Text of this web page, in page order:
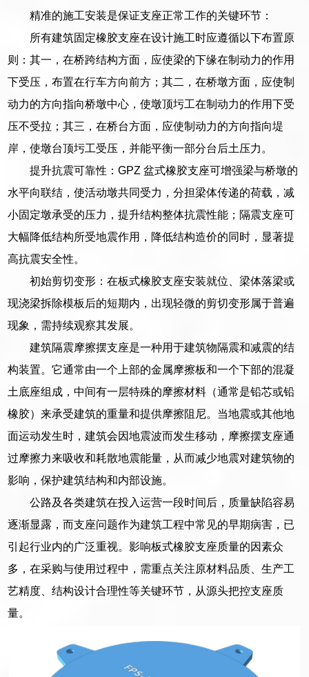
精准的施工安装是保证支座正常工作的关键环节：
所有建筑固定橡胶支座在设计施工时应遵循以下布置原
则：其一，在桥跨结构方面，应使梁的下缘在制动力的作用
下受压，布置在行车方向前方；其二，在桥墩方面，应使制
动力的方向指向桥墩中心，使墩顶圬工在制动力的作用下受
压不受拉；其三，在桥台方面，应使制动力的方向指向堤
岸，使墩台顶圬工受压，并能平衡一部分台后土压力。
提升抗震可靠性：GPZ 盆式橡胶支座可增强梁与桥墩的
水平向联结，使活动墩共同受力，分担梁体传递的荷载，减
小固定墩承受的压力，提升结构整体抗震性能；隔震支座可
大幅降低结构所受地震作用，降低结构造价的同时，显著提
高抗震安全性。
初始剪切变形：在板式橡胶支座安装就位、梁体落梁或
现浇梁拆除模板后的短期内，出现轻微的剪切变形属于普遍
现象，需持续观察其发展。
建筑隔震摩擦摆支座是一种用于建筑物隔震和减震的结
构装置。它通常由一个上部的金属摩擦板和一个下部的混凝
土底座组成，中间有一层特殊的摩擦材料（通常是铅芯或铅
橡胶）来承受建筑的重量和提供摩擦阻尼。当地震或其他地
面运动发生时，建筑会因地震波而发生移动，摩擦摆支座通
过摩擦力来吸收和耗散地震能量，从而减少地震对建筑物的
影响，保护建筑结构和内部设施。
公路及各类建筑在投入运营一段时间后，质量缺陷容易
逐渐显露，而支座问题作为建筑工程中常见的早期病害，已
引起行业内的广泛重视。影响板式橡胶支座质量的因素众
多，在采购与使用过程中，需重点关注原材料品质、生产工
艺精度、结构设计合理性等关键环节，从源头把控支座质
量。